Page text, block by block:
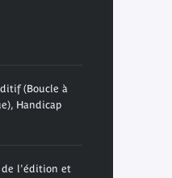
(Boucle à
Handicap
de l'édition et